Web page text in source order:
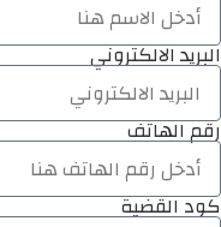
البريد الالكتروني
رقم الهاتف
كود القضية